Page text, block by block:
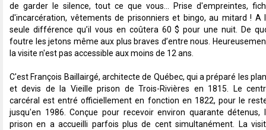
de garder le silence, tout ce que vous… Prise d'empreintes,
d'incarcération, vêtements de prisonniers et bingo, au mitard ! A
seule différence qu’il vous en coûtera 60 $ pour une nuit. De
foutre les jetons même aux plus braves d’entre nous.
la visite n'est pas accessible aux moins de 12 ans.
C'est François Baillairgé, architecte de Québec, qui a préparé les
et devis de la Vieille prison de Trois-Rivières en 1815. Le
carcéral est entré officiellement en fonction en 1822, pour le
jusqu'en 1986. Conçue pour recevoir environ quarante détenus,
prison en a accueilli parfois plus de cent simultanément. La